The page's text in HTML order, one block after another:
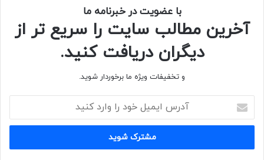
تصاویر
شهید گردان علی اکبر
با عضویت در خبرنامه ما
آخرین مطالب سایت را سریع تر از
دیگران دریافت کنید.
و تخفیفات ویژه ما برخوردار شوید.